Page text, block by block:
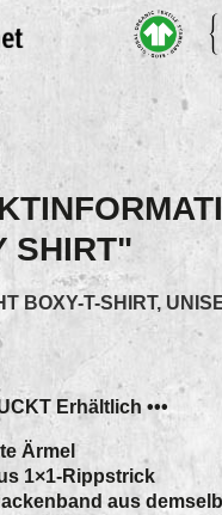
SHIRT"
BOXY-T-SHIRT,
Erhältlich •••
Ärmel
1×1-Rippstrick
aus